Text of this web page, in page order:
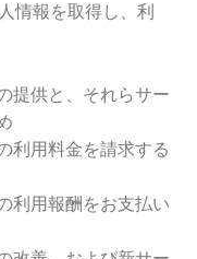
情報を取得し、利
提供と、それらサー
利用料金を請求する
利用報酬をお支払い